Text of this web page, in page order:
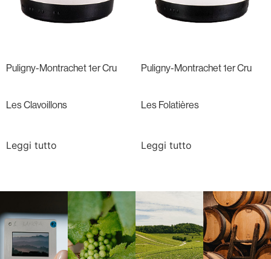
Puligny-Montrachet 1er Cru
Les Clavoillons
Leggi tutto
Puligny-Montrachet 1er Cru
Les Folatières
Leggi tutto
Borgogna,
Francia
Borgogna,
Francia
Instagram